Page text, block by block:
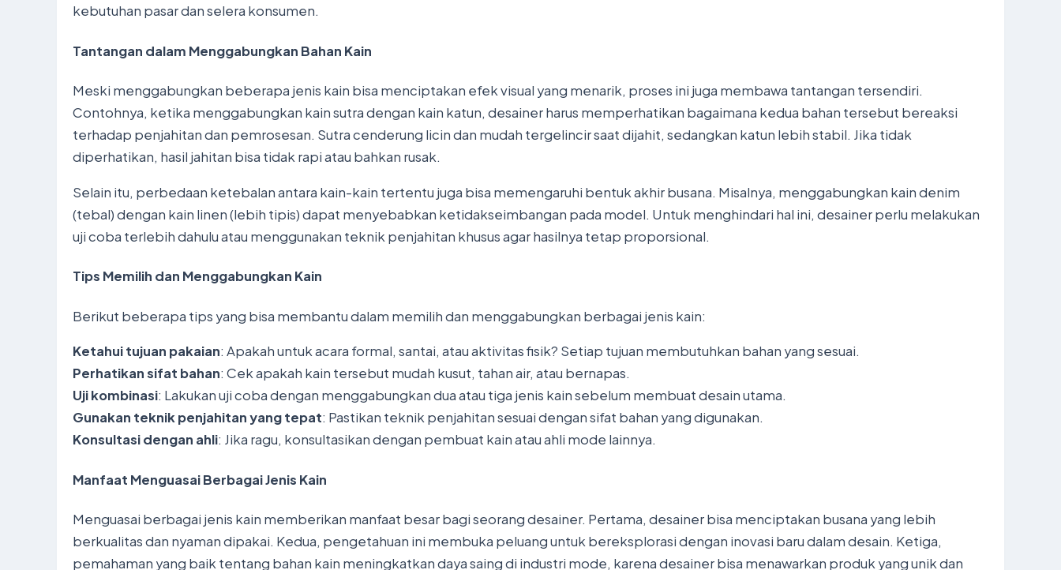
kebutuhan pasar dan selera konsumen.
Tantangan dalam Menggabungkan Bahan Kain
Meski menggabungkan beberapa jenis kain bisa menciptakan efek visual yang menarik, proses ini juga membawa tantangan tersendiri.
Contohnya, ketika menggabungkan kain sutra dengan kain katun, desainer harus memperhatikan bagaimana kedua bahan tersebut bereaksi
terhadap penjahitan dan pemrosesan. Sutra cenderung licin dan mudah tergelincir saat dijahit, sedangkan katun lebih stabil. Jika tidak
diperhatikan, hasil jahitan bisa tidak rapi atau bahkan rusak.
Selain itu, perbedaan ketebalan antara kain-kain tertentu juga bisa memengaruhi bentuk akhir busana. Misalnya, menggabungkan kain denim
(tebal) dengan kain linen (lebih tipis) dapat menyebabkan ketidakseimbangan pada model. Untuk menghindari hal ini, desainer perlu melakukan
uji coba terlebih dahulu atau menggunakan teknik penjahitan khusus agar hasilnya tetap proporsional.
Tips Memilih dan Menggabungkan Kain
Berikut beberapa tips yang bisa membantu dalam memilih dan menggabungkan berbagai jenis kain:
Ketahui tujuan pakaian: Apakah untuk acara formal, santai, atau aktivitas fisik? Setiap tujuan membutuhkan bahan yang sesuai.
Perhatikan sifat bahan: Cek apakah kain tersebut mudah kusut, tahan air, atau bernapas.
Uji kombinasi: Lakukan uji coba dengan menggabungkan dua atau tiga jenis kain sebelum membuat desain utama.
Gunakan teknik penjahitan yang tepat: Pastikan teknik penjahitan sesuai dengan sifat bahan yang digunakan.
Konsultasi dengan ahli: Jika ragu, konsultasikan dengan pembuat kain atau ahli mode lainnya.
Manfaat Menguasai Berbagai Jenis Kain
Menguasai berbagai jenis kain memberikan manfaat besar bagi seorang desainer. Pertama, desainer bisa menciptakan busana yang lebih
berkualitas dan nyaman dipakai. Kedua, pengetahuan ini membuka peluang untuk bereksplorasi dengan inovasi baru dalam desain. Ketiga,
pemahaman yang baik tentang bahan kain meningkatkan daya saing di industri mode, karena desainer bisa menawarkan produk yang unik dan